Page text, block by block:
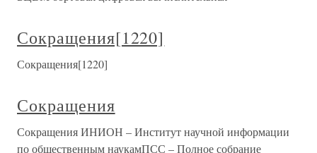
Сокращения[1220]
Сокращения[1220]
Сокращения
Сокращения ИНИОН – Институт научной информации
по общественным наукамПСС – Полное собрание